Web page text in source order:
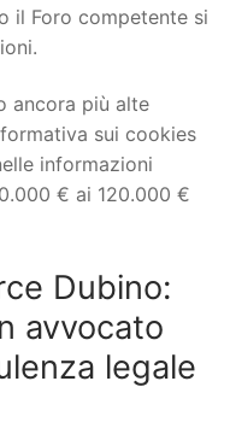
il Foro competente si
ancora più alte
sui cookies
informazioni
€ ai 120.000 €
Dubino:
avvocato
legale